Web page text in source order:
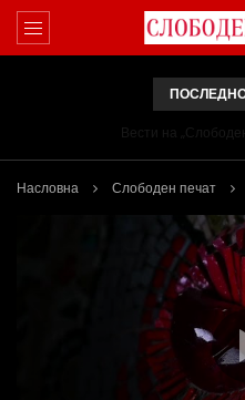
Вести на
Насловна Слободен печат